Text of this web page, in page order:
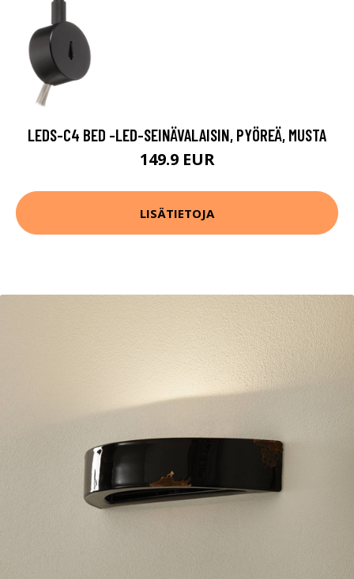
LEDS-C4 BED -LED-SEINÄVALAISIN, PYÖREÄ, MUSTA
149.9 EUR
LISÄTIETOJA